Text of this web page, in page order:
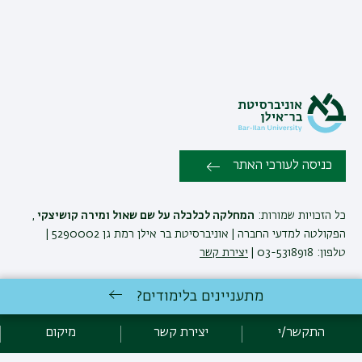
כניסה לעורכי האתר
כל הזכויות שמורות: המחלקה לכלכלה על שם שאול ומירה קושיצקי
טלפון: 03-5318918 |
יצירת קשר
המחלקה לכלכלה ע'ש שאול ומירה קושיצקי שומרת לעצמה את הזכות
ואחרים. ט.ל.ח
מתעניינים בלימודים?
התקשר/י יצירת קשר מיקום